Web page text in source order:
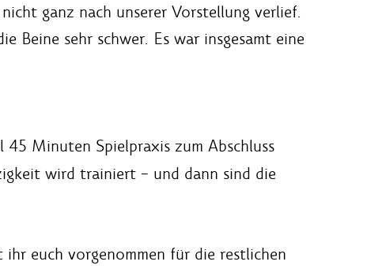
ganz nach unserer Vorstellung verlief.
Beine sehr schwer. Es war insgesamt eine
Minuten Spielpraxis zum Abschluss
wird trainiert – und dann sind die
ihr euch vorgenommen für die restlichen